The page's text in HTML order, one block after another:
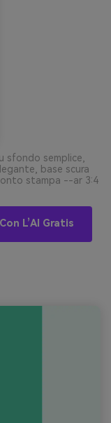
sfondo semplice,
base scura
stampa --ar 3:4
L’AI Gratis